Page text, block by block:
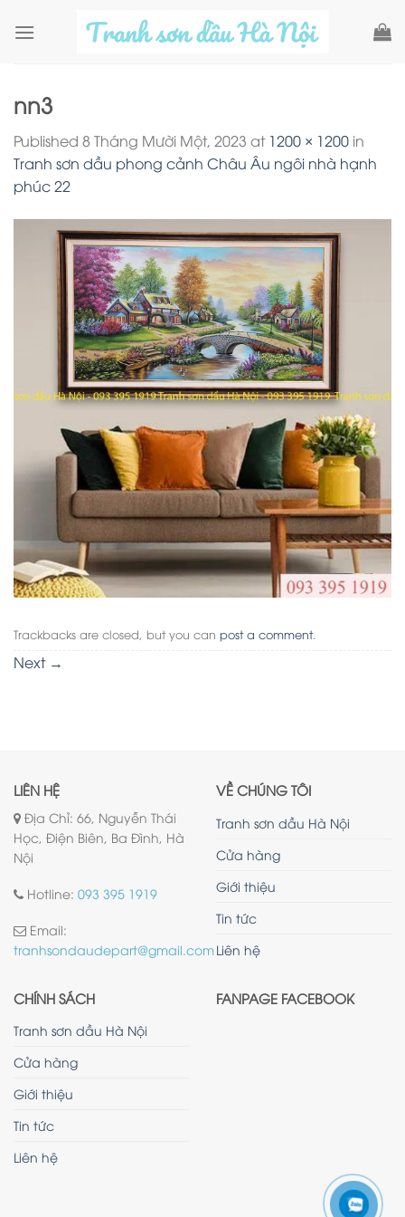
nn3
Published 8 Tháng Mười Một, 2023 at 1200 × 1200 in
Tranh sơn dầu phong cảnh Châu Âu ngôi nhà hạnh
phúc 22
Trackbacks are closed, but you can post a comment.
Next →
LIÊN HỆ
Địa Chỉ: 66, Nguyễn Thái
Học, Điện Biên, Ba Đình, Hà
Nội
Hotline: 093 395 1919
Email:
tranhsondaudepart@gmail.com
VỀ CHÚNG TÔI
Tranh sơn dầu Hà Nội
Cửa hàng
Giới thiệu
Tin tức
Liên hệ
CHÍNH SÁCH
Tranh sơn dầu Hà Nội
Cửa hàng
Giới thiệu
Tin tức
Liên hệ
FANPAGE FACEBOOK